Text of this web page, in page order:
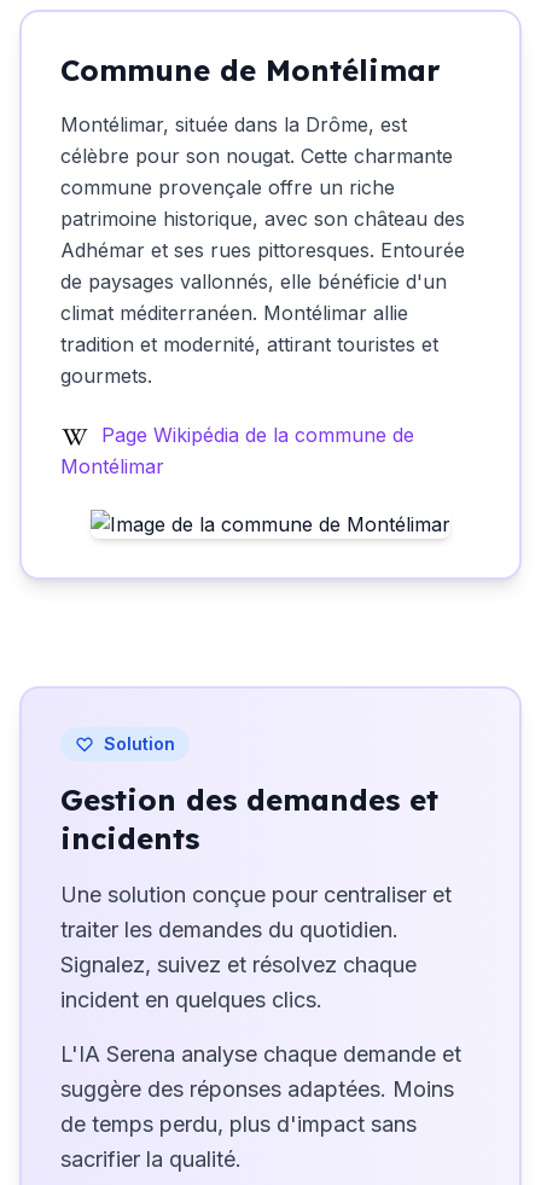
Commune de Montélimar
Montélimar, située dans la Drôme, est
célèbre pour son nougat. Cette charmante
commune provençale offre un riche
patrimoine historique, avec son château des
Adhémar et ses rues pittoresques. Entourée
de paysages vallonnés, elle bénéficie d'un
climat méditerranéen. Montélimar allie
tradition et modernité, attirant touristes et
gourmets.
Page Wikipédia de la commune de
Montélimar
Solution
Gestion des demandes et
incidents
Une solution conçue pour centraliser et
traiter les demandes du quotidien.
Signalez, suivez et résolvez chaque
incident en quelques clics.
L'IA Serena analyse chaque demande et
suggère des réponses adaptées. Moins
de temps perdu, plus d'impact sans
sacrifier la qualité.